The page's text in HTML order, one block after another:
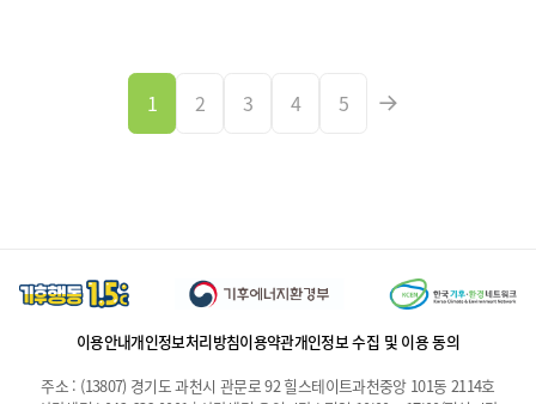
1 2 3 4 5
이용안내개인정보처리방침이용약관개인정보 수집 및 이용 동의
주소 : (13807) 경기도 과천시 관문로 92 힐스테이트과천중앙 101동 2114호